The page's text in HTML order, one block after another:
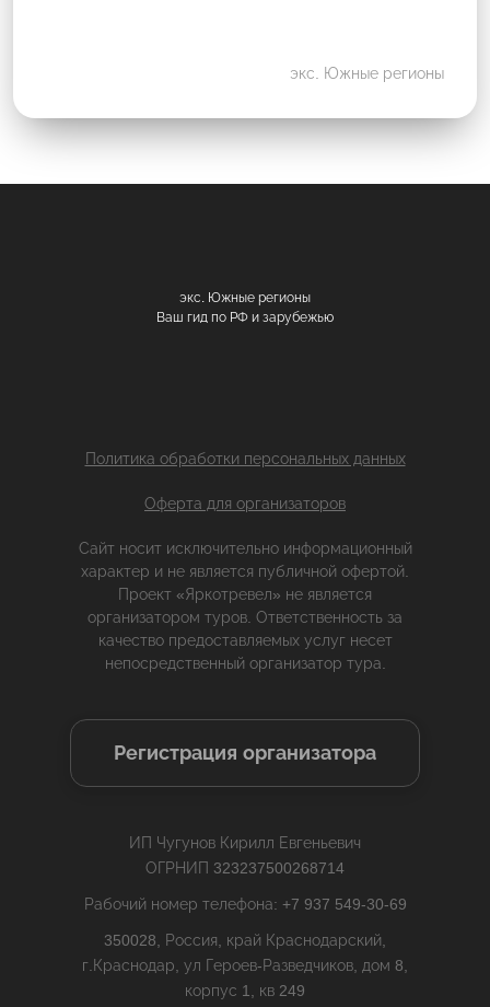
экс. Южные регионы
экс. Южные регионы
Ваш гид по РФ и зарубежью
Политика обработки персональных данных
Оферта для организаторов
Сайт носит исключительно информационный
характер и не является публичной офертой.
Проект «Яркотревел» не является
организатором туров. Ответственность за
качество предоставляемых услуг несет
непосредственный организатор тура.
Регистрация организатора
ИП Чугунов Кирилл Евгеньевич
ОГРНИП 323237500268714
Рабочий номер телефона: +7 937 549-30-69
350028, Россия, край Краснодарский,
г.Краснодар, ул Героев-Разведчиков, дом 8,
корпус 1, кв 249